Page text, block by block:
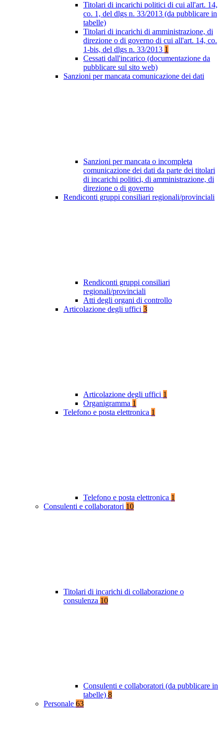
Titolari di incarichi politici di cui all'art. 14,
co. 1, del dlgs n. 33/2013 (da pubblicare in
tabelle)
Titolari di incarichi di amministrazione, di
direzione o di governo di cui all'art. 14, co.
1-bis, del dlgs n. 33/2013 1
Cessati dall'incarico (documentazione da
pubblicare sul sito web)
Sanzioni per mancata comunicazione dei dati
Sanzioni per mancata o incompleta
comunicazione dei dati da parte dei titolari
di incarichi politici, di amministrazione, di
direzione o di governo
Rendiconti gruppi consiliari regionali/provinciali
Rendiconti gruppi consiliari
regionali/provinciali
Atti degli organi di controllo
Articolazione degli uffici 3
Articolazione degli uffici 1
Organigramma 1
Telefono e posta elettronica 1
Telefono e posta elettronica 1
Consulenti e collaboratori 10
Titolari di incarichi di collaborazione o
consulenza 10
Consulenti e collaboratori (da pubblicare in
tabelle) 8
Personale 63